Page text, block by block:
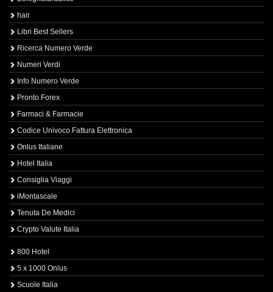
hair
Libri Best Sellers
Ricerca Numero Verde
Numeri Verdi
Info Numero Verde
Pronto Forex
Farmaci & Farmacie
Codice Univoco Fattura Elettronica
Onlus Italiane
Hotel Italia
Consiglia Viaggi
iMontascale
Tenuta De Medici
Crypto Valute Italia
800 Hotel
5 x 1000 Onlus
Scuole Italia